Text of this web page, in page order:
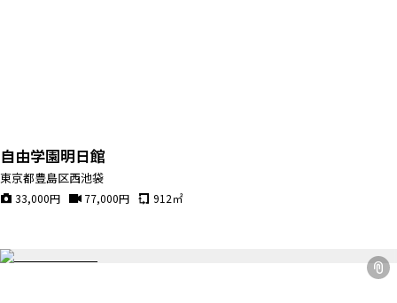
自由学園明日館
東京都豊島区西池袋
33,000円 77,000円 912㎡